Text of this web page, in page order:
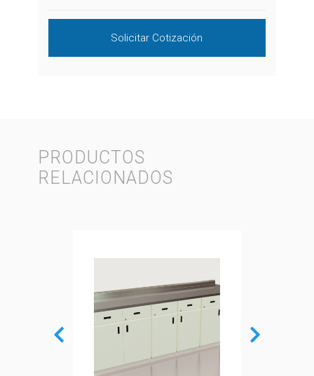
Solicitar Cotización
PRODUCTOS
RELACIONADOS